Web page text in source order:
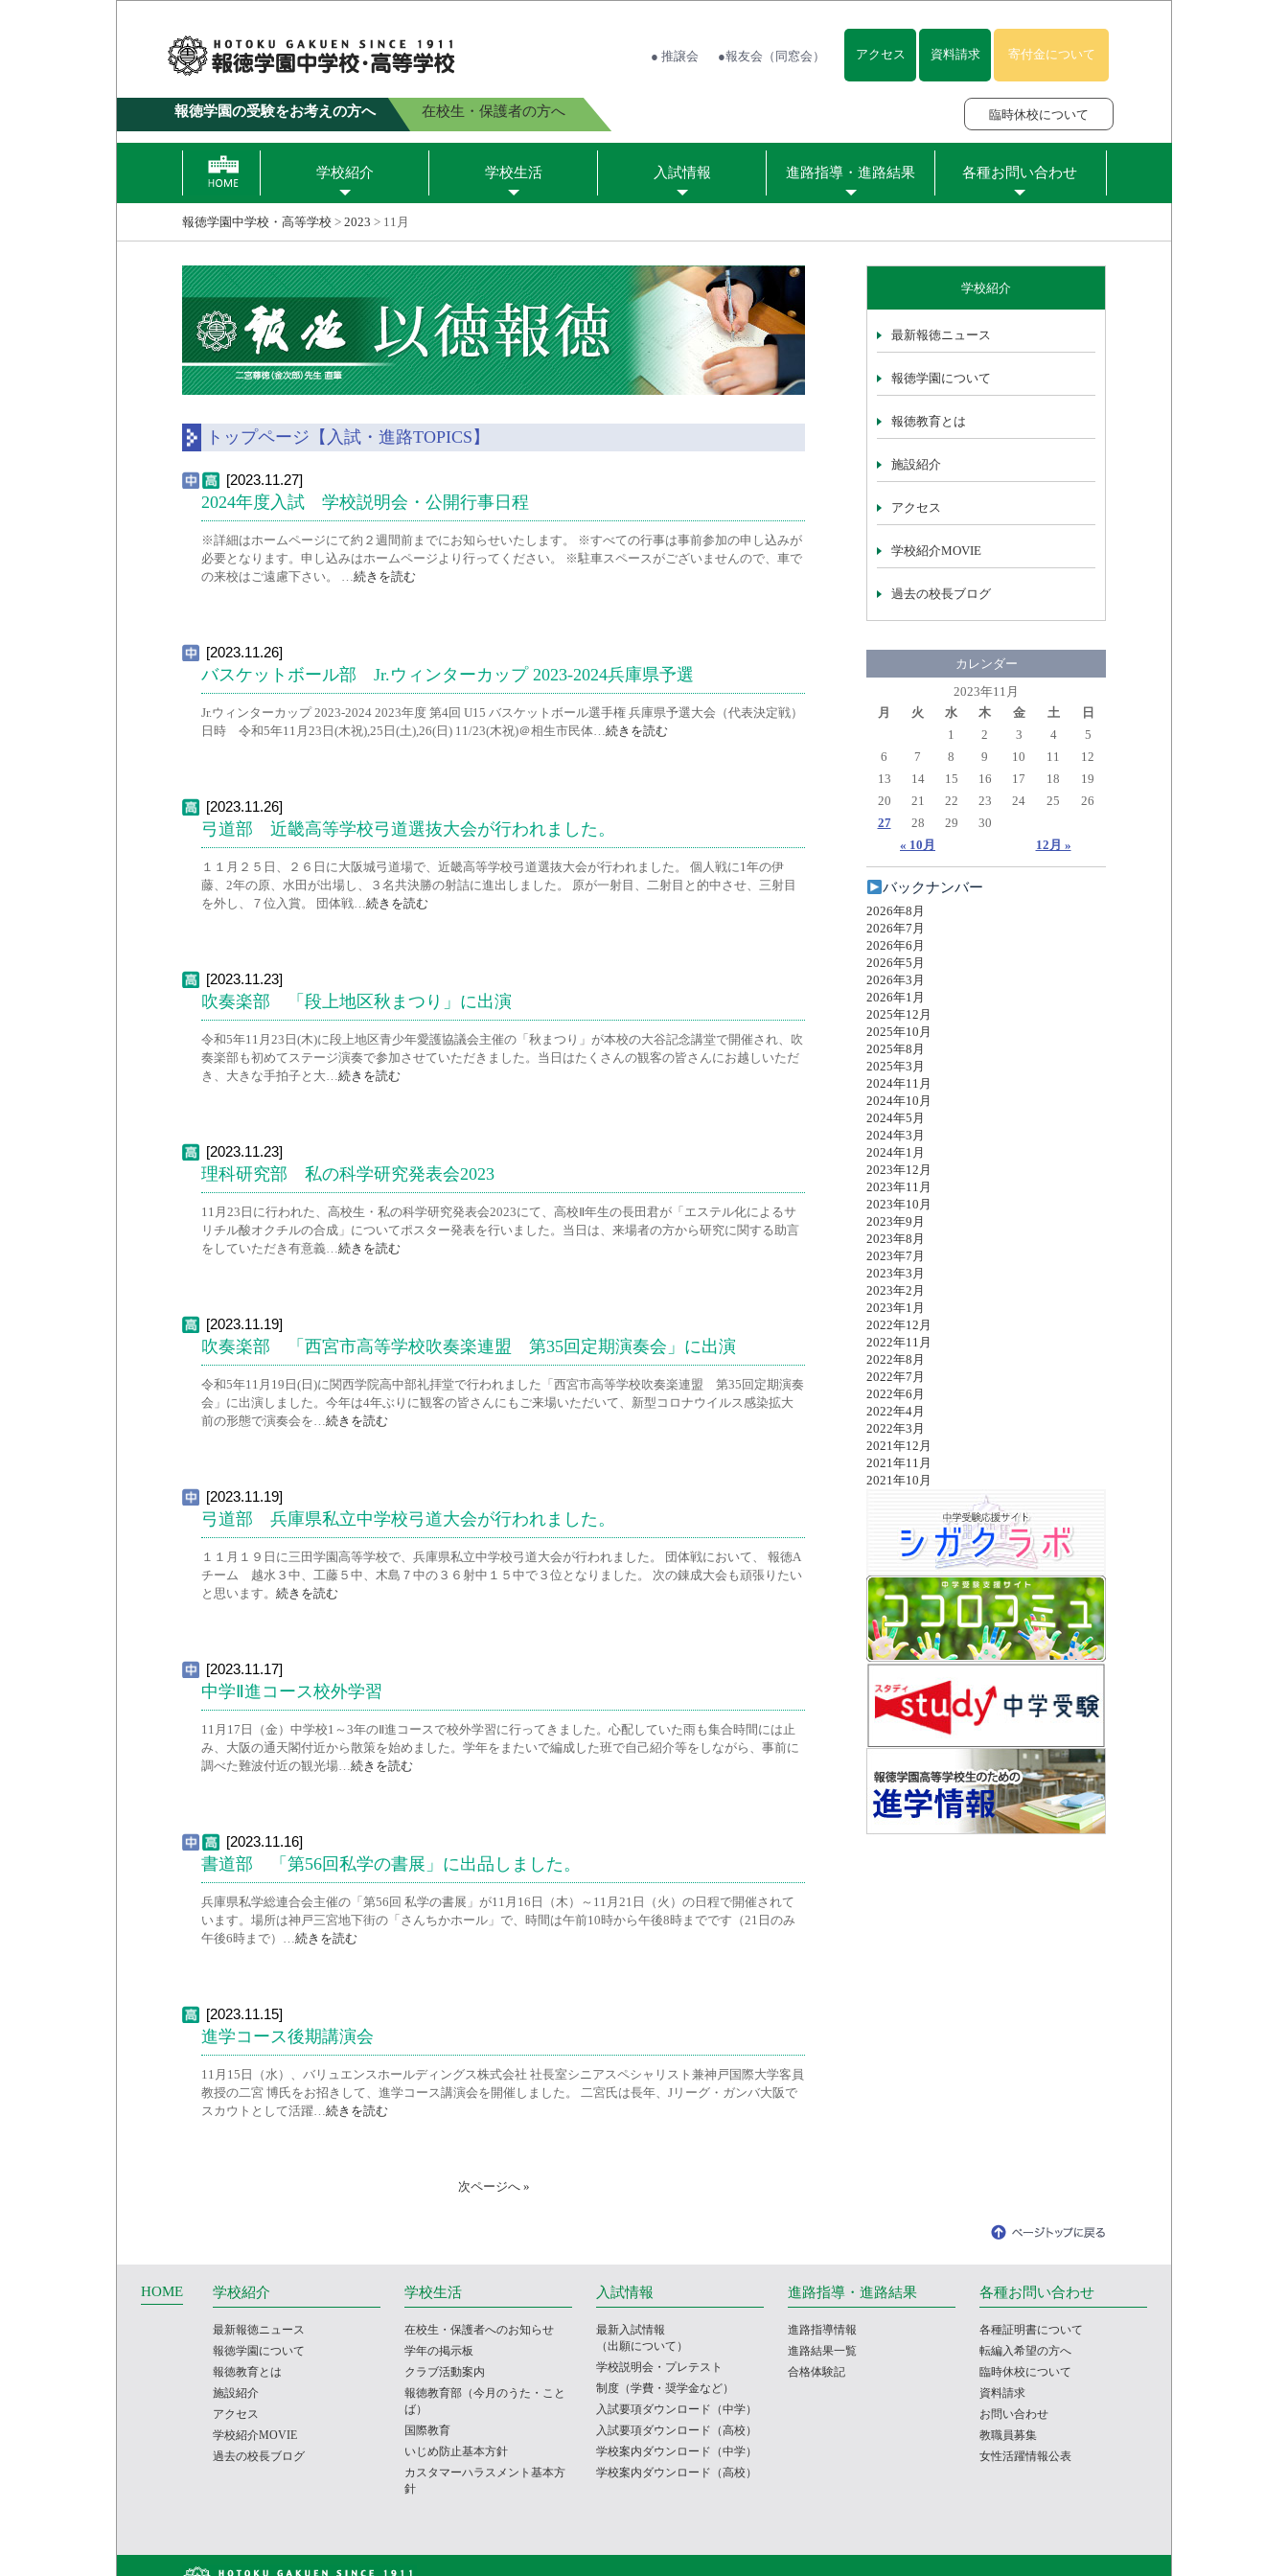
● 推譲会 ●報友会（同窓会） アクセス 資料請求 寄付金について
報徳学園の受験をお考えの方へ 在校生・保護者の方へ 臨時休校について
学校紹介 学校生活 入試情報 進路指導・進路結果 各種お問い合わせ
報徳学園中学校・高等学校 > 2023 > 11月
トップページ【入試・進路TOPICS】
[2023.11.27]
2024年度入試 学校説明会・公開行事日程
※詳細はホームページにて約２週間前までにお知らせいたします。 ※すべての行事は事前参加の申し込みが
必要となります。申し込みはホームページより行ってください。 ※駐車スペースがございませんので、車で
の来校はご遠慮下さい。 …続きを読む
[2023.11.26]
バスケットボール部 Jr.ウィンターカップ 2023-2024兵庫県予選
Jr.ウィンターカップ 2023-2024 2023年度 第4回 U15 バスケットボール選手権 兵庫県予選大会（代表決定戦）
日時 令和5年11月23日(木祝),25日(土),26(日) 11/23(木祝)＠相生市民体…続きを読む
[2023.11.26]
弓道部 近畿高等学校弓道選抜大会が行われました。
１１月２５日、２６日に大阪城弓道場で、近畿高等学校弓道選抜大会が行われました。 個人戦に1年の伊
藤、2年の原、水田が出場し、３名共決勝の射詰に進出しました。 原が一射目、二射目と的中させ、三射目
を外し、７位入賞。 団体戦…続きを読む
[2023.11.23]
吹奏楽部 「段上地区秋まつり」に出演
令和5年11月23日(木)に段上地区青少年愛護協議会主催の「秋まつり」が本校の大谷記念講堂で開催され、吹
奏楽部も初めてステージ演奏で参加させていただきました。当日はたくさんの観客の皆さんにお越しいただ
き、大きな手拍子と大…続きを読む
[2023.11.23]
理科研究部 私の科学研究発表会2023
11月23日に行われた、高校生・私の科学研究発表会2023にて、高校Ⅱ年生の長田君が「エステル化によるサ
リチル酸オクチルの合成」についてポスター発表を行いました。当日は、来場者の方から研究に関する助言
をしていただき有意義…続きを読む
[2023.11.19]
吹奏楽部 「西宮市高等学校吹奏楽連盟 第35回定期演奏会」に出演
令和5年11月19日(日)に関西学院高中部礼拝堂で行われました「西宮市高等学校吹奏楽連盟 第35回定期演奏
会」に出演しました。今年は4年ぶりに観客の皆さんにもご来場いただいて、新型コロナウイルス感染拡大
前の形態で演奏会を…続きを読む
[2023.11.19]
弓道部 兵庫県私立中学校弓道大会が行われました。
１１月１９日に三田学園高等学校で、兵庫県私立中学校弓道大会が行われました。 団体戦において、 報徳A
チーム 越水３中、工藤５中、木島７中の３６射中１５中で３位となりました。 次の錬成大会も頑張りたい
と思います。 続きを読む
[2023.11.17]
中学Ⅱ進コース校外学習
11月17日（金）中学校1～3年のⅡ進コースで校外学習に行ってきました。心配していた雨も集合時間には止
み、大阪の通天閣付近から散策を始めました。学年をまたいで編成した班で自己紹介等をしながら、事前に
調べた難波付近の観光場…続きを読む
[2023.11.16]
書道部 「第56回私学の書展」に出品しました。
兵庫県私学総連合会主催の「第56回 私学の書展」が11月16日（木）～11月21日（火）の日程で開催されて
います。場所は神戸三宮地下街の「さんちかホール」で、時間は午前10時から午後8時までです（21日のみ
午後6時まで）…続きを読む
[2023.11.15]
進学コース後期講演会
11月15日（水）、バリュエンスホールディングス株式会社 社長室シニアスペシャリスト兼神戸国際大学客員
教授の二宮 博氏をお招きして、進学コース講演会を開催しました。 二宮氏は長年、Jリーグ・ガンバ大阪で
スカウトとして活躍…続きを読む
次ページへ »
学校紹介
最新報徳ニュース
報徳学園について
報徳教育とは
施設紹介
アクセス
学校紹介MOVIE
過去の校長ブログ
カレンダー
2023年11月
月
火 水 木 金 土 日
« 10月 12月 »
1 2 3 4
5
6
7 8 9 10 11
12
13
14 15 16 17 18
19
20
21 22 23 24 25
26
27
28 29 30
バックナンバー
2026年8月
2026年7月
2026年6月
2026年5月
2026年3月
2026年1月
2025年12月
2025年10月
2025年8月
2025年3月
2024年11月
2024年10月
2024年5月
2024年3月
2024年1月
2023年12月
2023年11月
2023年10月
2023年9月
2023年8月
2023年7月
2023年3月
2023年2月
2023年1月
2022年12月
2022年11月
2022年8月
2022年7月
2022年6月
2022年4月
2022年3月
2021年12月
2021年11月
2021年10月
HOME 学校紹介
最新報徳ニュース
報徳学園について
報徳教育とは
施設紹介
アクセス
学校紹介MOVIE
過去の校長ブログ
学校生活
在校生・保護者へのお知らせ
学年の掲示板
クラブ活動案内
報徳教育部（今月のうた・こと
ば）
国際教育
いじめ防止基本方針
カスタマーハラスメント基本方
針
入試情報
最新入試情報
（出願について）
学校説明会・プレテスト
制度（学費・奨学金など）
入試要項ダウンロード（中学）
入試要項ダウンロード（高校）
学校案内ダウンロード（中学）
学校案内ダウンロード（高校）
進路指導・進路結果
進路指導情報
進路結果一覧
合格体験記
各種お問い合わせ
各種証明書について
転編入希望の方へ
臨時休校について
資料請求
お問い合わせ
教職員募集
女性活躍情報公表